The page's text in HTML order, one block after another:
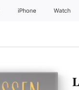
iPhone Watch